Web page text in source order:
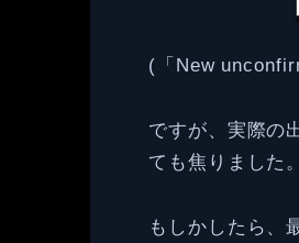
(「New
ですが、実際の
ても焦りました。
もしかしたら、